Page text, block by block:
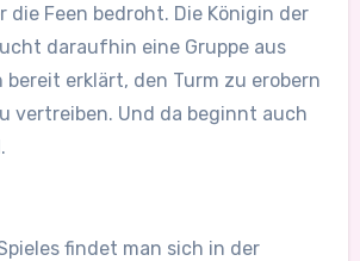
die Feen bedroht. Die Königin der
daraufhin eine Gruppe aus
bereit erklärt, den Turm zu erobern
vertreiben. Und da beginnt auch
findet man sich in der